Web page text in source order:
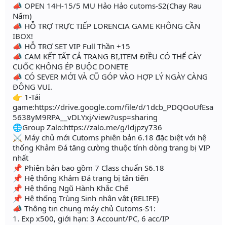
📣 OPEN 14H-15/5 MU Hảo Hảo cutoms-S2(Chay Rau
Nấm)
📣 HỖ TRỢ TRỰC TIẾP LORENCIA GAME KHÔNG CẦN
IBOX!
📣 HỖ TRỢ SET VIP Full Thần +15
📣 CAM KẾT TẤT CẢ TRANG BỊ,ITEM ĐIỀU CÓ THỂ CÀY
CUỐC KHÔNG ÉP BUỘC DONETE
📣 CÓ SEVER MỚI VÀ CŨ GÓP VÀO HỢP LÝ NGÀY CÀNG
ĐÔNG VUI.
👉 1-Tải
game:https://drive.google.com/file/d/1dcb_PDQOoUfEsa
5638yM9RPA__vDLYxj/view?usp=sharing
🌐Group Zalo:https://zalo.me/g/ldjpzy736
⚔️ Máy chủ mới Cutoms phiên bản 6.18 đặc biệt với hệ
thống Khảm Đá tăng cường thuộc tính dòng trang bị VIP
nhất
📌 Phiên bản bao gồm 7 Class chuẩn S6.18
📌 Hệ thống Khảm Đá trang bị tân tiến
📌 Hệ thống Ngũ Hành Khắc Chế
📌 Hệ thống Trùng Sinh nhân vật (RELIFE)
📣 Thông tin chung máy chủ Cutoms-S1:
1. Exp x500, giới hạn: 3 Account/PC, 6 acc/IP